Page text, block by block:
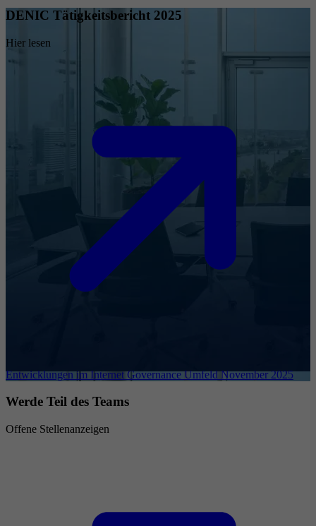
DENIC Tätigkeitsbericht 2025
Hier lesen
Entwicklungen im Internet Governance Umfeld November 2025
Werde Teil des Teams
Offene Stellenanzeigen